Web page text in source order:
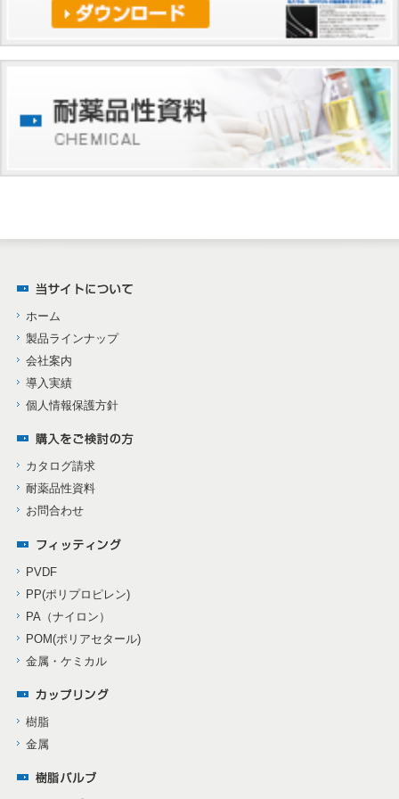
ホーム
製品ラインナップ
会社案内
導入実績
個人情報保護方針
カタログ請求
耐薬品性資料
お問合わせ
PVDF
PP(ポリプロピレン)
PA（ナイロン）
POM(ポリアセタール)
金属・ケミカル
樹脂
金属